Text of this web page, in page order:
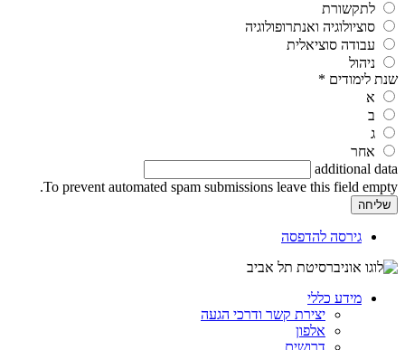
לתקשורת
סוציולוגיה ואנתרופולוגיה
עבודה סוציאלית
ניהול
שנת לימודים *
א
ב
ג
אחר
additional data
To prevent automated spam submissions leave this field empty.
גירסה להדפסה
מידע כללי
יצירת קשר ודרכי הגעה
אלפון